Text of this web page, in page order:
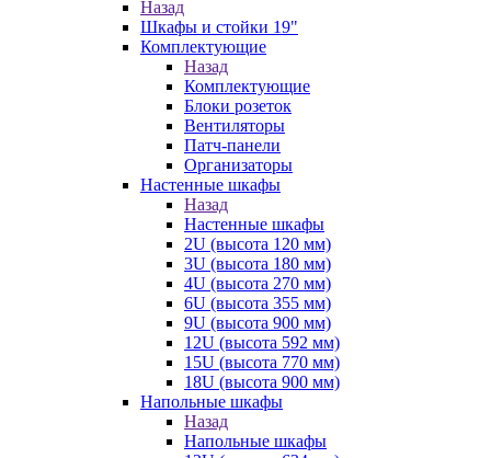
Назад
Шкафы и стойки 19"
Комплектующие
Назад
Комплектующие
Блоки розеток
Вентиляторы
Патч-панели
Организаторы
Настенные шкафы
Назад
Настенные шкафы
2U (высота 120 мм)
3U (высота 180 мм)
4U (высота 270 мм)
6U (высота 355 мм)
9U (высота 900 мм)
12U (высота 592 мм)
15U (высота 770 мм)
18U (высота 900 мм)
Напольные шкафы
Назад
Напольные шкафы